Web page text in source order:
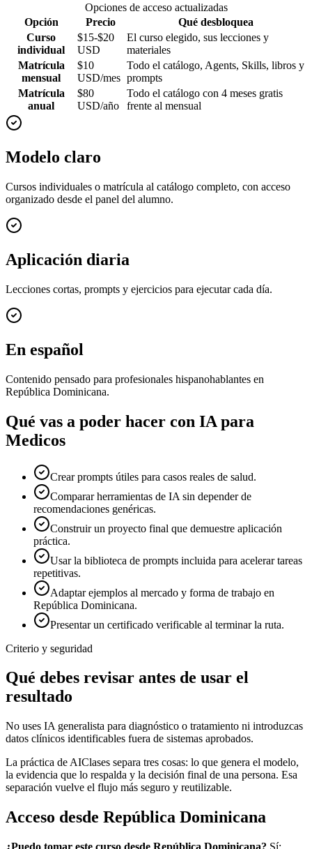
Opciones de acceso actualizadas
Opción
Precio
Qué desbloquea
Curso
individual
$15-$20
USD
El curso elegido, sus lecciones y
materiales
Matrícula
mensual
$10
USD/mes
Todo el catálogo, Agents, Skills, libros y
prompts
Matrícula
anual
$80
USD/año
Todo el catálogo con 4 meses gratis
frente al mensual
Modelo claro
Cursos individuales o matrícula al catálogo completo, con acceso
organizado desde el panel del alumno.
Aplicación diaria
Lecciones cortas, prompts y ejercicios para ejecutar cada día.
En español
Contenido pensado para profesionales hispanohablantes en
República Dominicana.
Qué vas a poder hacer con IA para
Medicos
Crear prompts útiles para casos reales de salud.
Comparar herramientas de IA sin depender de
recomendaciones genéricas.
Construir un proyecto final que demuestre aplicación
práctica.
Usar la biblioteca de prompts incluida para acelerar tareas
repetitivas.
Adaptar ejemplos al mercado y forma de trabajo en
República Dominicana.
Presentar un certificado verificable al terminar la ruta.
Criterio y seguridad
Qué debes revisar antes de usar el
resultado
No uses IA generalista para diagnóstico o tratamiento ni introduzcas
datos clínicos identificables fuera de sistemas aprobados.
La práctica de AIClases separa tres cosas: lo que genera el modelo,
la evidencia que lo respalda y la decisión final de una persona. Esa
separación vuelve el flujo más seguro y reutilizable.
Acceso desde República Dominicana